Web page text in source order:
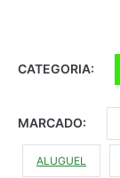
CATEGORIA:
MARCADO:
ALUGUEL